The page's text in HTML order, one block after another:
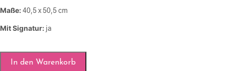
Maße:40,5 x 50,5 cm
Mit Signatur: ja
In den Warenkorb